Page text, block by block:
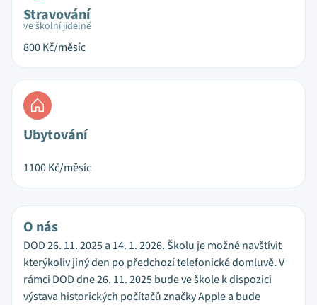
Stravování
ve školní jídelně
800Kč/měsíc
Ubytování
1100Kč/měsíc
O nás
DOD 26. 11. 2025 a 14. 1. 2026. Školu je možné navštívit
kterýkoliv jiný den po předchozí telefonické domluvě. V
rámci DOD dne 26. 11. 2025 bude ve škole k dispozici
výstava historických počítačů značky Apple a bude